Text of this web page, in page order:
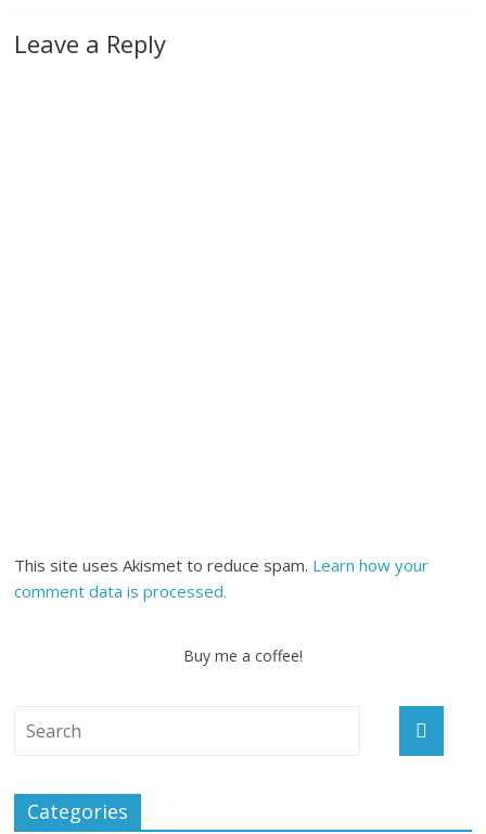
Leave a Reply
This site uses Akismet to reduce spam. Learn how your
comment data is processed.
Buy me a coffee!
Categories